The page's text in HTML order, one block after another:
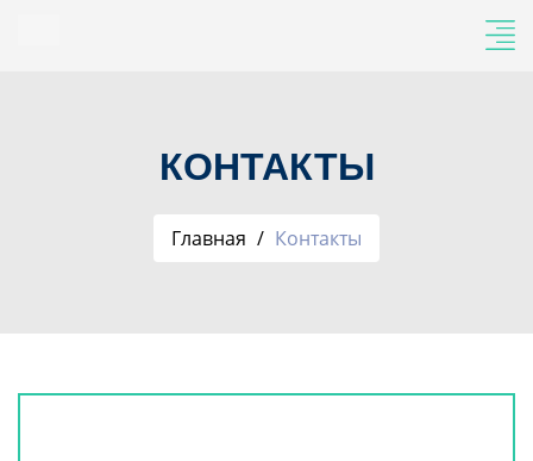
КОНТАКТЫ
Главная Контакты